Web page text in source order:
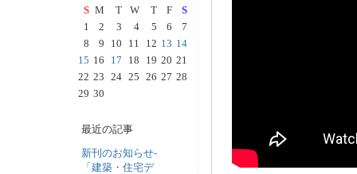
S M T W T F
S
1
2 3 4 5 6
7
8
9 10 11 12 13 14
15 16 17 18 19 20 21
22 23 24 25 26 27 28
29 30
最近の記事
新刊のお知らせ-
「建築・住宅デ